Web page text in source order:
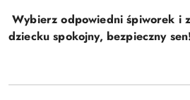
Wybierz odpowiedni śpiworek i
dziecku spokojny, bezpieczny